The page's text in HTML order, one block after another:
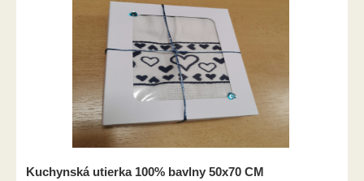
Kuchynská utierka 100% bavlny 50x70 CM